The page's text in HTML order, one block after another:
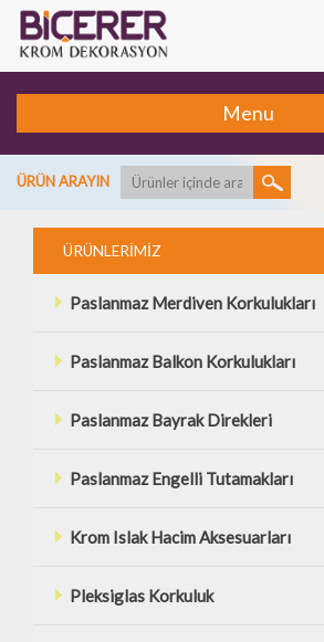
Menu
ÜRÜN ARAYIN
ÜRÜNLERİMİZ
Paslanmaz Merdiven Korkulukları
Paslanmaz Balkon Korkulukları
Paslanmaz Bayrak Direkleri
Paslanmaz Engelli Tutamakları
Krom Islak Hacim Aksesuarları
Pleksiglas Korkuluk